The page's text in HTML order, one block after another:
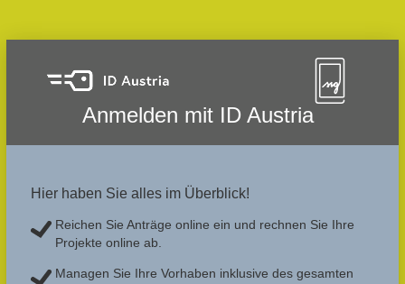
Anmelden mit ID Austria
Hier haben Sie alles im Überblick!
Reichen Sie Anträge online ein und rechnen Sie Ihre
Projekte online ab.
Managen Sie Ihre Vorhaben inklusive des gesamten